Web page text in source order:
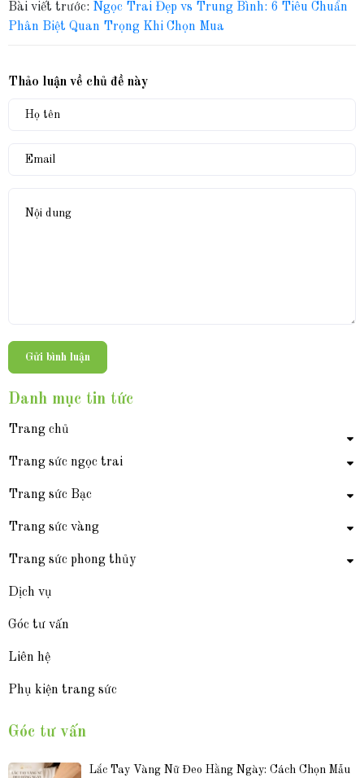
Bài viết trước: Ngọc Trai Đẹp vs Trung Bình: 6 Tiêu Chuẩn
Phân Biệt Quan Trọng Khi Chọn Mua
Thảo luận về chủ đề này
Gửi bình luận
Danh mục tin tức
Trang chủ
Trang sức ngọc trai
Trang sức Bạc
Trang sức vàng
Trang sức phong thủy
Dịch vụ
Góc tư vấn
Liên hệ
Phụ kiện trang sức
Góc tư vấn
Lắc Tay Vàng Nữ Đeo Hằng Ngày: Cách Chọn Mẫu